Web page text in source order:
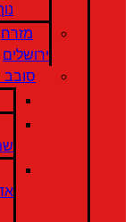
מזרח
ירושלים
סובב